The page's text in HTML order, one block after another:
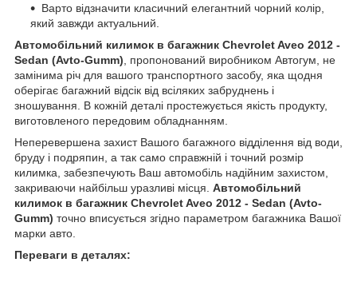
Варто відзначити класичний елегантний чорний колір,
який завжди актуальний.
Автомобільний килимок в багажник Chevrolet Aveo 2012 -
Sedan (Avto-Gumm) , пропонований виробником Автогум, не
замінима річ для вашого транспортного засобу, яка щодня
оберігає багажний відсік від всіляких забруднень і
зношування. В кожній деталі простежується якість продукту,
виготовленого передовим обладнанням.
Неперевершена захист Вашого багажного відділення від води,
бруду і подряпин, а так само справжній і точний розмір
килимка, забезпечують Ваш автомобіль надійним захистом,
закриваючи найбільш уразливі місця. Автомобільний
килимок в багажник Chevrolet Aveo 2012 - Sedan (Avto-
Gumm) точно вписується згідно параметром багажника Вашої
марки авто.
Переваги в деталях: